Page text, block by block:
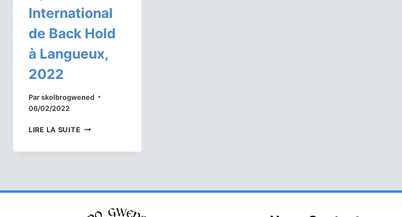
International
de Back Hold
à Langueux,
2022
Parskolbrogwened
06/02/2022
LIRE LA SUITE RÉSULTATS
INTERNATIONAL
À